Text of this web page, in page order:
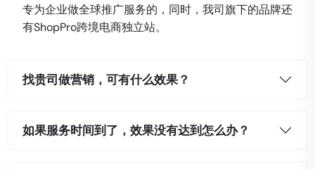
专为企业做全球推广服务的，同时，我司旗下的品牌还
有ShopPro跨境电商独立站。
找贵司做营销，可有什么效果？
如果服务时间到了，效果没有达到怎么办？